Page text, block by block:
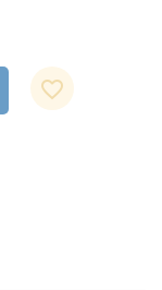
favorite_border